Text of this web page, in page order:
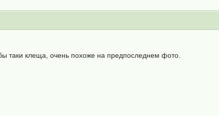
таки клеща, очень похоже на предпоследнем фото.